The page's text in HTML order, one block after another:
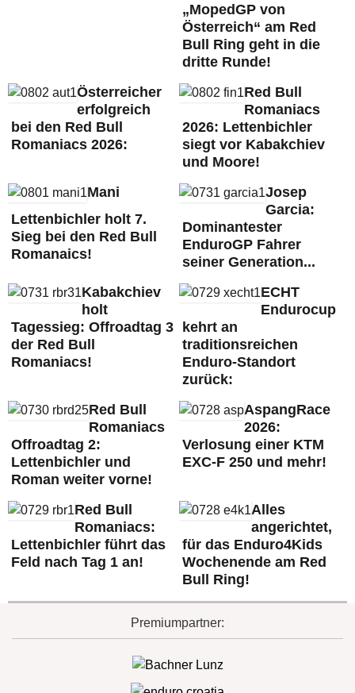
„MopedGP von
Österreich“ am Red
Bull Ring geht in die
dritte Runde!
Österreicher
erfolgreich
bei den Red Bull
Romaniacs 2026:
Red Bull
Romaniacs
2026: Lettenbichler
siegt vor Kabakchiev
und Moore!
Mani
Lettenbichler holt 7.
Sieg bei den Red Bull
Romanaics!
Josep
Garcia:
Dominantester
EnduroGP Fahrer
seiner Generation...
Kabakchiev
holt
Tagessieg: Offroadtag 3
der Red Bull
Romaniacs!
ECHT
Endurocup
kehrt an
traditionsreichen
Enduro-Standort
zurück:
Red Bull
Romaniacs
Offroadtag 2:
Lettenbichler und
Roman weiter vorne!
AspangRace
2026:
Verlosung einer KTM
EXC-F 250 und mehr!
Red Bull
Romaniacs:
Lettenbichler führt das
Feld nach Tag 1 an!
Alles
angerichtet,
für das Enduro4Kids
Wochenende am Red
Bull Ring!
Premiumpartner: